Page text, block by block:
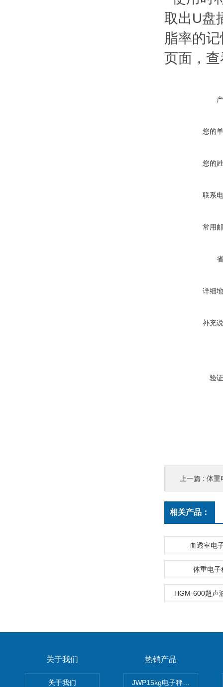
取出U盘
脂率的
页面，
您的
您的
联系
常用
详细
补充
验
上一篇 : 体重
相关产品：
血透室电
体重电子
HGM-600超声
关于我们
关于我们
热销产品
JWP15kg电子秤价格,15公